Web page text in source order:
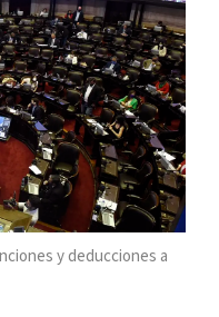
y deducciones a